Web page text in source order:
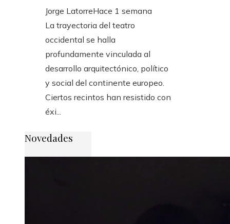
Jorge LatorreHace 1 semana
La trayectoria del teatro
occidental se halla
profundamente vinculada al
desarrollo arquitectónico, político
y social del continente europeo.
Ciertos recintos han resistido con
éxi...
Novedades